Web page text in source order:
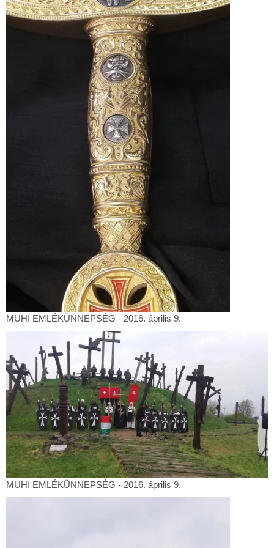
MUHI
2016.
április
9.
MUHI EMLÉKÜNNEPSÉG - 2016. április 9.
MUHI
EMLÉKÜNNEPSÉG
MUHI EMLÉKÜNNEPSÉG - 2016. április 9.